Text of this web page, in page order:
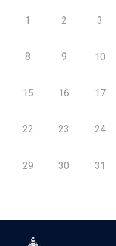
1 2 3
8 9 10
15 16 17
22 23 24
29 30 31